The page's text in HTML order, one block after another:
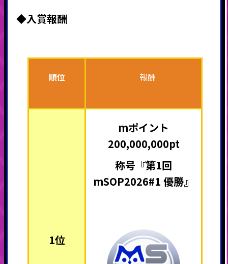
◆入賞報酬
順位 報酬
1位
mポイント
200,000,000pt
称号『第1回
mSOP2026#1 優勝』